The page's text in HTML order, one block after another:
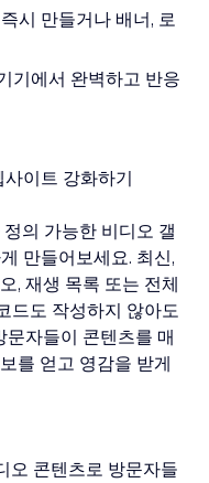
시 만들거나 배너, 로
기에서 완벽하고 반응
이트 강화하기
의 가능한 비디오 갤
만들어보세요. 최신,
, 재생 목록 또는 전체
드도 작성하지 않아도
문자들이 콘텐츠를 매
를 얻고 영감을 받게
오 콘텐츠로 방문자들